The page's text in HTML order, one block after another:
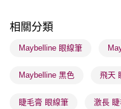
順豐站及營業點 - 確認發貨後
物流公司進行物流配送
相關分類
Maybelline 眼線筆
Maybelline 黑色 飛天
睫毛膏 眼線筆 激長